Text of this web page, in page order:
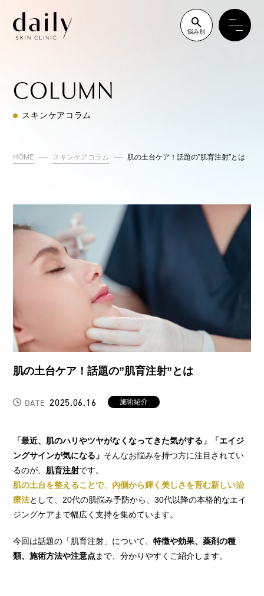
悩み別
COLUMN
スキンケアコラム
HOME スキンケアコラム 肌の土台ケア！話題の”肌育注射”とは
肌の土台ケア！話題の”肌育注射”とは
DATE 2025.06.16 施術紹介
「最近、肌のハリやツヤがなくなってきた気がする」「エイジ
ングサインが気になる」 そんなお悩みを持つ方に注目されてい
るのが、 肌育注射です。
肌の土台を整えることで、内側から輝く美しさを育む新しい治
療法として、20代の肌悩み予防から、30代以降の本格的なエイ
ジングケアまで幅広く支持を集めています。
今回は話題の「肌育注射」について、特徴や効果、薬剤の種
類、施術方法や注意点まで、分かりやすくご紹介します。